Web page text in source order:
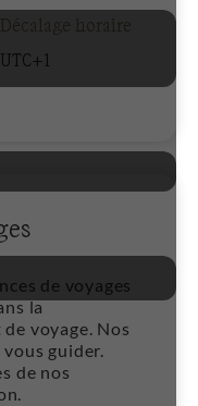
Décalage horaire
UTC+1
de voyages
la
voyage. Nos
guider.
de nos